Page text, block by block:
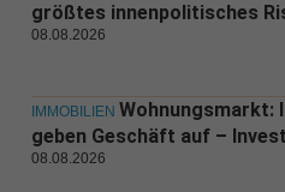
größtes innenpolitisches
08.08.2026
IMMOBILIEN Wohnungsmarkt:
geben Geschäft auf –
08.08.2026